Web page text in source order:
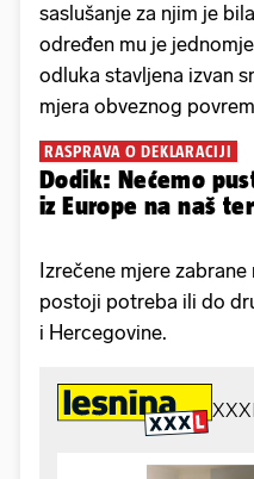
saslušanje za njim je
određen mu je
odluka stavljena izvan
mjera obveznog
RASPRAVA O DEKLARACIJI
Dodik: Nećemo
iz Europe na naš
Izrečene mjere
postoji potreba ili do
i Hercegovine.